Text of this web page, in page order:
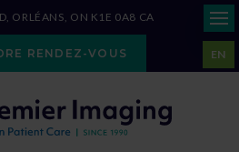
EN
ORLÉANS ON K1E 0A8 CA
RENDEZ-VOUS